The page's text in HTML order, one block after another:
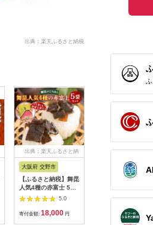
出典：楽天ふるさと納税
出典：楽天ふるさと納
大阪府 交野市
【ふるさと納税】舞昆
人気4種の赤富士 5袋
セット | ご飯がもっと
美味しくなる佃煮を食
べ比べ！昆布 ご飯の
5.0
寄付金額: 18,000 円
出典：楽天ふるさ
富山県 富山市
【ふるさと納税】【3
と 納税 支援 支援品
返礼品 返礼 お礼の
5.0
21,000 円